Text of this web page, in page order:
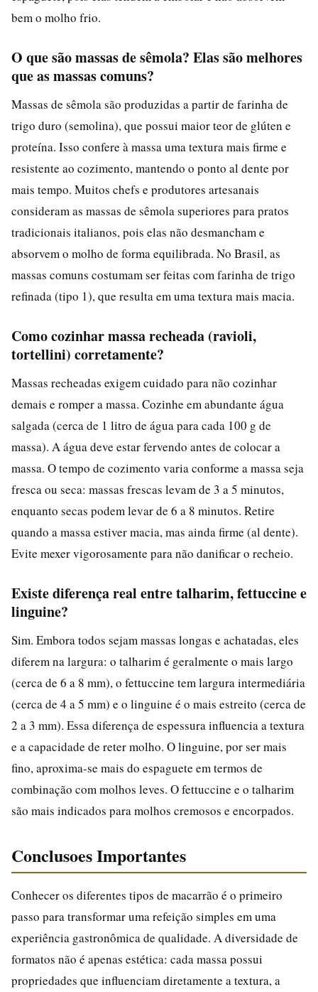
bem o molho frio.
O que são massas de sêmola? Elas são melhores
que as massas comuns?
Massas de sêmola são produzidas a partir de farinha de
trigo duro (semolina), que possui maior teor de glúten e
proteína. Isso confere à massa uma textura mais firme e
resistente ao cozimento, mantendo o ponto al dente por
mais tempo. Muitos chefs e produtores artesanais
consideram as massas de sêmola superiores para pratos
tradicionais italianos, pois elas não desmancham e
absorvem o molho de forma equilibrada. No Brasil, as
massas comuns costumam ser feitas com farinha de trigo
refinada (tipo 1), que resulta em uma textura mais macia.
Como cozinhar massa recheada (ravioli,
tortellini) corretamente?
Massas recheadas exigem cuidado para não cozinhar
demais e romper a massa. Cozinhe em abundante água
salgada (cerca de 1 litro de água para cada 100 g de
massa). A água deve estar fervendo antes de colocar a
massa. O tempo de cozimento varia conforme a massa seja
fresca ou seca: massas frescas levam de 3 a 5 minutos,
enquanto secas podem levar de 6 a 8 minutos. Retire
quando a massa estiver macia, mas ainda firme (al dente).
Evite mexer vigorosamente para não danificar o recheio.
Existe diferença real entre talharim, fettuccine e
linguine?
Sim. Embora todos sejam massas longas e achatadas, eles
diferem na largura: o talharim é geralmente o mais largo
(cerca de 6 a 8 mm), o fettuccine tem largura intermediária
(cerca de 4 a 5 mm) e o linguine é o mais estreito (cerca de
2 a 3 mm). Essa diferença de espessura influencia a textura
e a capacidade de reter molho. O linguine, por ser mais
fino, aproxima-se mais do espaguete em termos de
combinação com molhos leves. O fettuccine e o talharim
são mais indicados para molhos cremosos e encorpados.
Conclusoes Importantes
Conhecer os diferentes tipos de macarrão é o primeiro
passo para transformar uma refeição simples em uma
experiência gastronômica de qualidade. A diversidade de
formatos não é apenas estética: cada massa possui
propriedades que influenciam diretamente a textura, a